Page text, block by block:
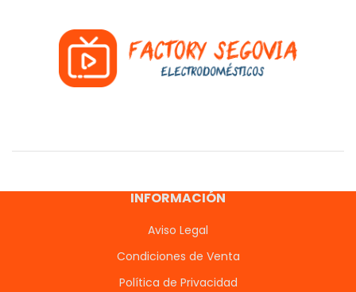
INFORMACIÓN
Aviso Legal
Condiciones de Venta
Política de Privacidad